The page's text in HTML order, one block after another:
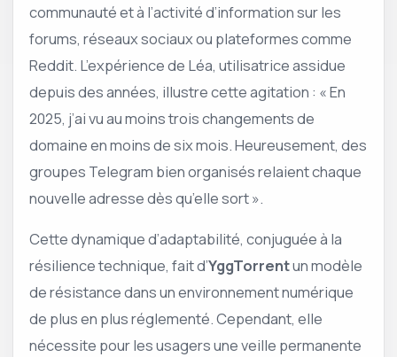
communauté et à l’activité d’information sur les
forums, réseaux sociaux ou plateformes comme
Reddit. L’expérience de Léa, utilisatrice assidue
depuis des années, illustre cette agitation : « En
2025, j’ai vu au moins trois changements de
domaine en moins de six mois. Heureusement, des
groupes Telegram bien organisés relaient chaque
nouvelle adresse dès qu’elle sort ».
Cette dynamique d’adaptabilité, conjuguée à la
résilience technique, fait d’YggTorrentun modèle
de résistance dans un environnement numérique
de plus en plus réglementé. Cependant, elle
nécessite pour les usagers une veille permanente